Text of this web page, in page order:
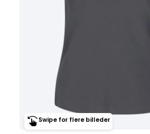
Swipe for flere billeder